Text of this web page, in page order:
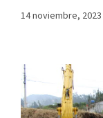
14 noviembre, 2023